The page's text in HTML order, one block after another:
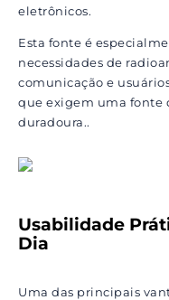
eletrônicos.
Esta fonte é
necessidades de
comunicação e
que exigem uma fonte
duradoura..
Usabilidade
Dia
Uma das principais